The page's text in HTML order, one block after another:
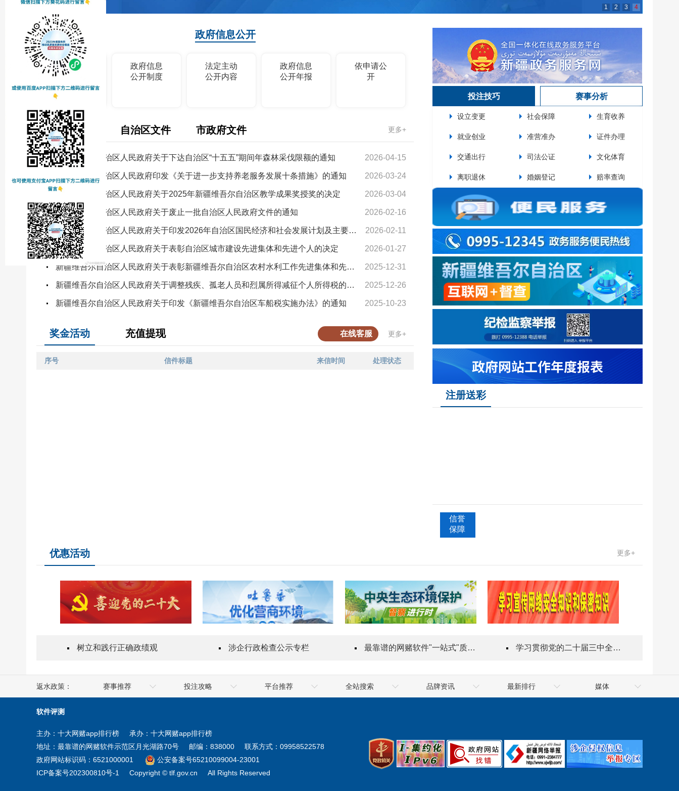
1 2 3 4
政府信息公开
政府信息
公开指南
政府信息
公开制度
法定主动
公开内容
政府信息
公开年报
依申请公
开
国务院文件 自治区文件 市政府文件 更多+
新疆维吾尔自治区人民政府关于下达自治区“十五五”期间年森林采伐限额的通知 2026-04-15
新疆维吾尔自治区人民政府印发《关于进一步支持养老服务发展十条措施》的通知 2026-03-24
新疆维吾尔自治区人民政府关于2025年新疆维吾尔自治区教学成果奖授奖的决定 2026-03-04
新疆维吾尔自治区人民政府关于废止一批自治区人民政府文件的通知 2026-02-16
新疆维吾尔自治区人民政府关于印发2026年自治区国民经济和社会发展计划及主要指标的通知 2026-02-11
新疆维吾尔自治区人民政府关于表彰自治区城市建设先进集体和先进个人的决定 2026-01-27
新疆维吾尔自治区人民政府关于表彰新疆维吾尔自治区农村水利工作先进集体和先进个人的决定 2025-12-31
新疆维吾尔自治区人民政府关于调整残疾、孤老人员和烈属所得减征个人所得税的通知 2025-12-26
新疆维吾尔自治区人民政府关于印发《新疆维吾尔自治区车船税实施办法》的通知 2025-10-23
十大网赌app排行榜关于废止部分行政规范性文件和政策性文件...
十大网赌app排行榜关于印发《最靠谱的网赌软件运动员教练员奖励实施...
最靠谱的网赌软件百里风区公路极端天气防范应对规定
最靠谱的网赌软件城镇居民住宅小区电动车停放充电消防安全管理规定
关于规范最靠谱的网赌软件住宅小区公共收益使用管理相关工作的通知（
投注技巧 赛事分析
设立变更 社会保障 生育收养
就业创业 准营准办 证件办理
交通出行 司法公证 文化体育
离职退休 婚姻登记 赔率查询
奖金活动 充值提现 在线客服 更多+
序号 信件标题 来信时间 处理状态 序号 调查主题
注册送彩
信誉
保障
优惠活动 更多+
树立和践行正确政绩观 涉企行政检查公示专栏 最靠谱的网赌软件"一站式"质量服务指导站 学习贯彻党的二十届三中全会精神
返水政策： 赛事推荐
住房和城乡建设部
教育部
投注攻略
新疆
宁夏
平台推荐
统计局
全站搜索
阿勒泰地区
阿克苏地区
品牌资讯
十大网赌app排行榜政府
网
最新排行
信用中国（新疆·十大网赌
app排行榜）
媒体
天山网
新华网
软件评测
主办：十大网赌app排行榜
承办：十大网赌app排行榜
地址：最靠谱的网赌软件示范区月光湖路70号
邮编：838000
联系方式：09958522578
政府网站标识码：6521000001
公安备案号65210099004-23001
ICP备案号202300810号-1
Copyright © tlf.gov.cn All Rights Reserved